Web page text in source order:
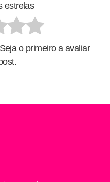
estrelas
o primeiro a avaliar